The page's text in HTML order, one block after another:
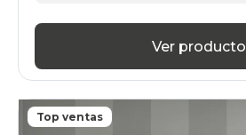
Ver producto
Top ventas